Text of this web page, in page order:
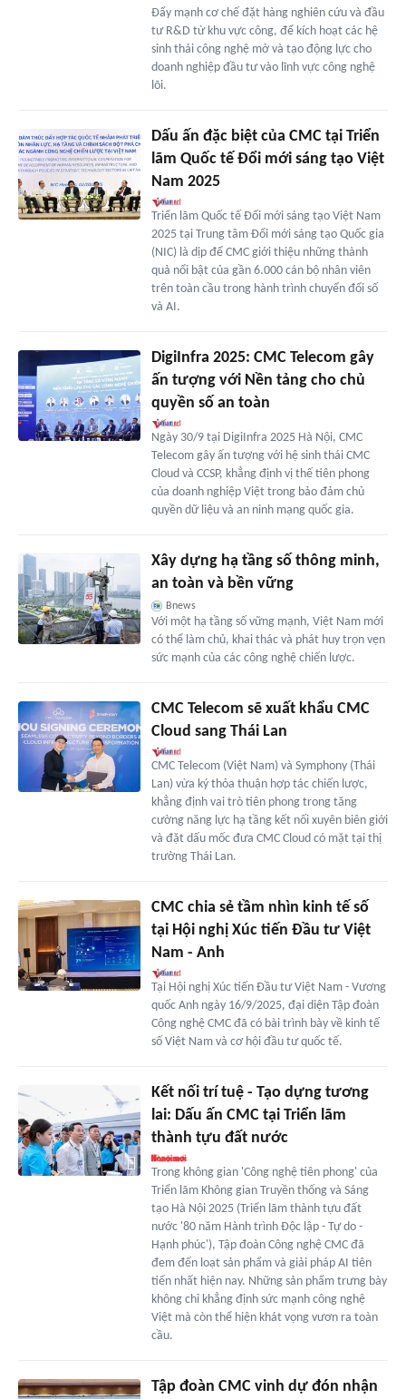
Đẩy mạnh cơ chế đặt hàng nghiên cứu và đầu
tư R&D từ khu vực công, để kích hoạt các hệ
sinh thái công nghệ mở và tạo động lực cho
doanh nghiệp đầu tư vào lĩnh vực công nghệ
lõi.
Dấu ấn đặc biệt của CMC tại Triển
lãm Quốc tế Đổi mới sáng tạo Việt
Nam 2025
Triển lãm Quốc tế Đổi mới sáng tạo Việt Nam
2025 tại Trung tâm Đổi mới sáng tạo Quốc gia
(NIC) là dịp để CMC giới thiệu những thành
quả nổi bật của gần 6.000 cán bộ nhân viên
trên toàn cầu trong hành trình chuyển đổi số
và AI.
DigiInfra 2025: CMC Telecom gây
ấn tượng với Nền tảng cho chủ
quyền số an toàn
Ngày 30/9 tại DigiInfra 2025 Hà Nội, CMC
Telecom gây ấn tượng với hệ sinh thái CMC
Cloud và CCSP, khẳng định vị thế tiên phong
của doanh nghiệp Việt trong bảo đảm chủ
quyền dữ liệu và an ninh mạng quốc gia.
Xây dựng hạ tầng số thông minh,
an toàn và bền vững
Bnews
Với một hạ tầng số vững mạnh, Việt Nam mới
có thể làm chủ, khai thác và phát huy trọn vẹn
sức mạnh của các công nghệ chiến lược.
CMC Telecom sẽ xuất khẩu CMC
Cloud sang Thái Lan
CMC Telecom (Việt Nam) và Symphony (Thái
Lan) vừa ký thỏa thuận hợp tác chiến lược,
khẳng định vai trò tiên phong trong tăng
cường năng lực hạ tầng kết nối xuyên biên giới
và đặt dấu mốc đưa CMC Cloud có mặt tại thị
trường Thái Lan.
CMC chia sẻ tầm nhìn kinh tế số
tại Hội nghị Xúc tiến Đầu tư Việt
Nam - Anh
Tại Hội nghị Xúc tiến Đầu tư Việt Nam - Vương
quốc Anh ngày 16/9/2025, đại diện Tập đoàn
Công nghệ CMC đã có bài trình bày về kinh tế
số Việt Nam và cơ hội đầu tư quốc tế.
Kết nối trí tuệ - Tạo dựng tương
lai: Dấu ấn CMC tại Triển lãm
thành tựu đất nước
Trong không gian 'Công nghệ tiên phong' của
Triển lãm Không gian Truyền thống và Sáng
tạo Hà Nội 2025 (Triển lãm thành tựu đất
nước '80 năm Hành trình Độc lập - Tự do -
Hạnh phúc'), Tập đoàn Công nghệ CMC đã
đem đến loạt sản phẩm và giải pháp AI tiên
tiến nhất hiện nay. Những sản phẩm trưng bày
không chỉ khẳng định sức mạnh công nghệ
Việt mà còn thể hiện khát vọng vươn ra toàn
cầu.
Tập đoàn CMC vinh dự đón nhận